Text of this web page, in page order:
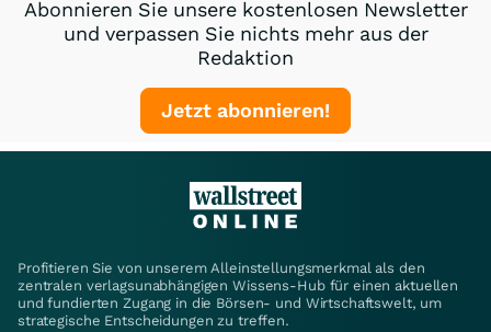
Abonnieren Sie unsere kostenlosen Newsletter
und verpassen Sie nichts mehr aus der
Redaktion
Jetzt abonnieren!
Profitieren Sie von unserem Alleinstellungsmerkmal als den
zentralen verlagsunabhängigen Wissens-Hub für einen aktuellen
und fundierten Zugang in die Börsen- und Wirtschaftswelt, um
strategische Entscheidungen zu treffen.